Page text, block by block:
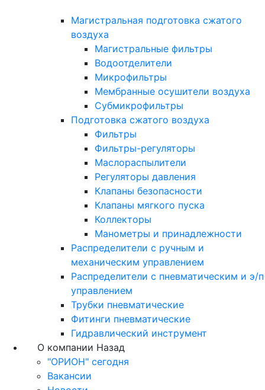
Магистральная подготовка сжатого
воздуха
Магистральные фильтры
Водоотделители
Микрофильтры
Мембранные осушители воздуха
Субмикрофильтры
Подготовка сжатого воздуха
Фильтры
Фильтры-регуляторы
Маслораспылители
Регуляторы давления
Клапаны безопасности
Клапаны мягкого пуска
Коллекторы
Манометры и принадлежности
Распределители с ручным и
механическим управлением
Распределители с пневматическим и э/п
управлением
Трубки пневматические
Фитинги пневматические
Гидравлический инструмент
О компании Назад
"ОРИОН" сегодня
Вакансии